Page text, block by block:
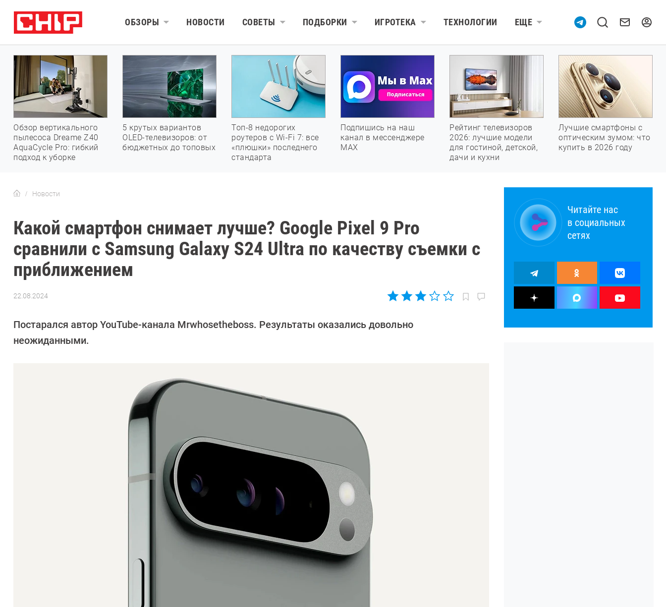
ОБЗОРЫ НОВОСТИ СОВЕТЫ ПОДБОРКИ ИГРОТЕКА ТЕХНОЛОГИИ ЕЩЕ
Обзор вертикального
пылесоса Dreame Z40
AquaCycle Pro: гибкий
подход к уборке
5 крутых вариантов
OLED-телевизоров: от
бюджетных до топовых
Топ-8 недорогих
роутеров с Wi-Fi 7: все
«плюшки» последнего
стандарта
Подпишись на наш
канал в мессенджере
МАХ
Рейтинг телевизоров
2026: лучшие модели
для гостиной, детской,
дачи и кухни
Лучшие смартфоны с
оптическим зумом: что
купить в 2026 году
Новости
Какой смартфон снимает лучше? Google Pixel 9 Pro
сравнили с Samsung Galaxy S24 Ultra по качеству съемки с
приближением
22.08.2024
Калашников
Постарался автор YouTube-канала Mrwhosetheboss. Результаты оказались довольно
неожиданными.
Читайте нас
в социальных
сетях